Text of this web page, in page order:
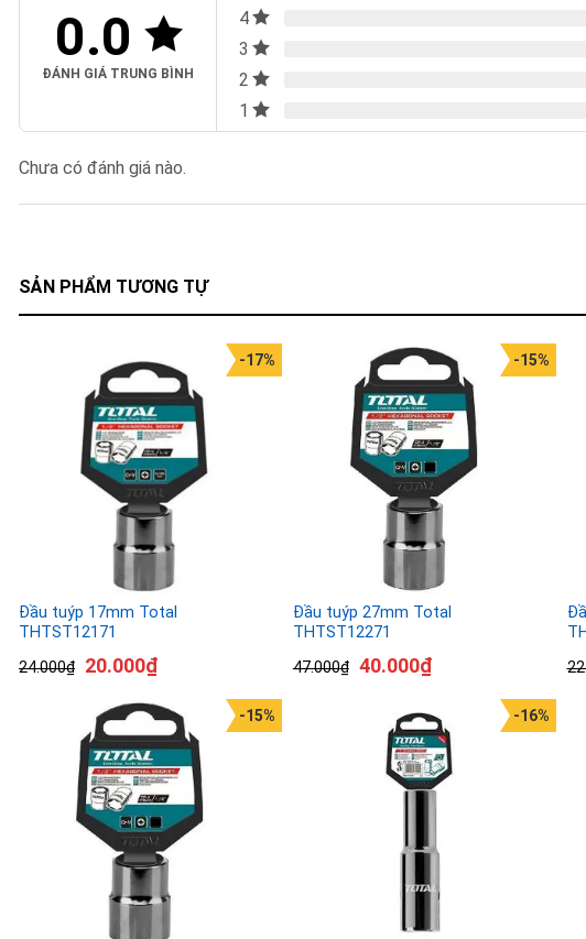
0.0
ĐÁNH GIÁ TRUNG BÌNH
4
3
2
1
Chưa có đánh giá nào.
SẢN PHẨM TƯƠNG TỰ
Đầu tuýp 17mm Total
THTST12171
24.000₫
-17%
20.000₫
Đầu tuýp 27mm Total
THTST12271
47.000₫
-15%
40.000₫
-15% -16%